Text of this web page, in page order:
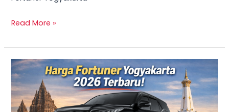
Read More »
TERBARU
2026!
Harga
Innova